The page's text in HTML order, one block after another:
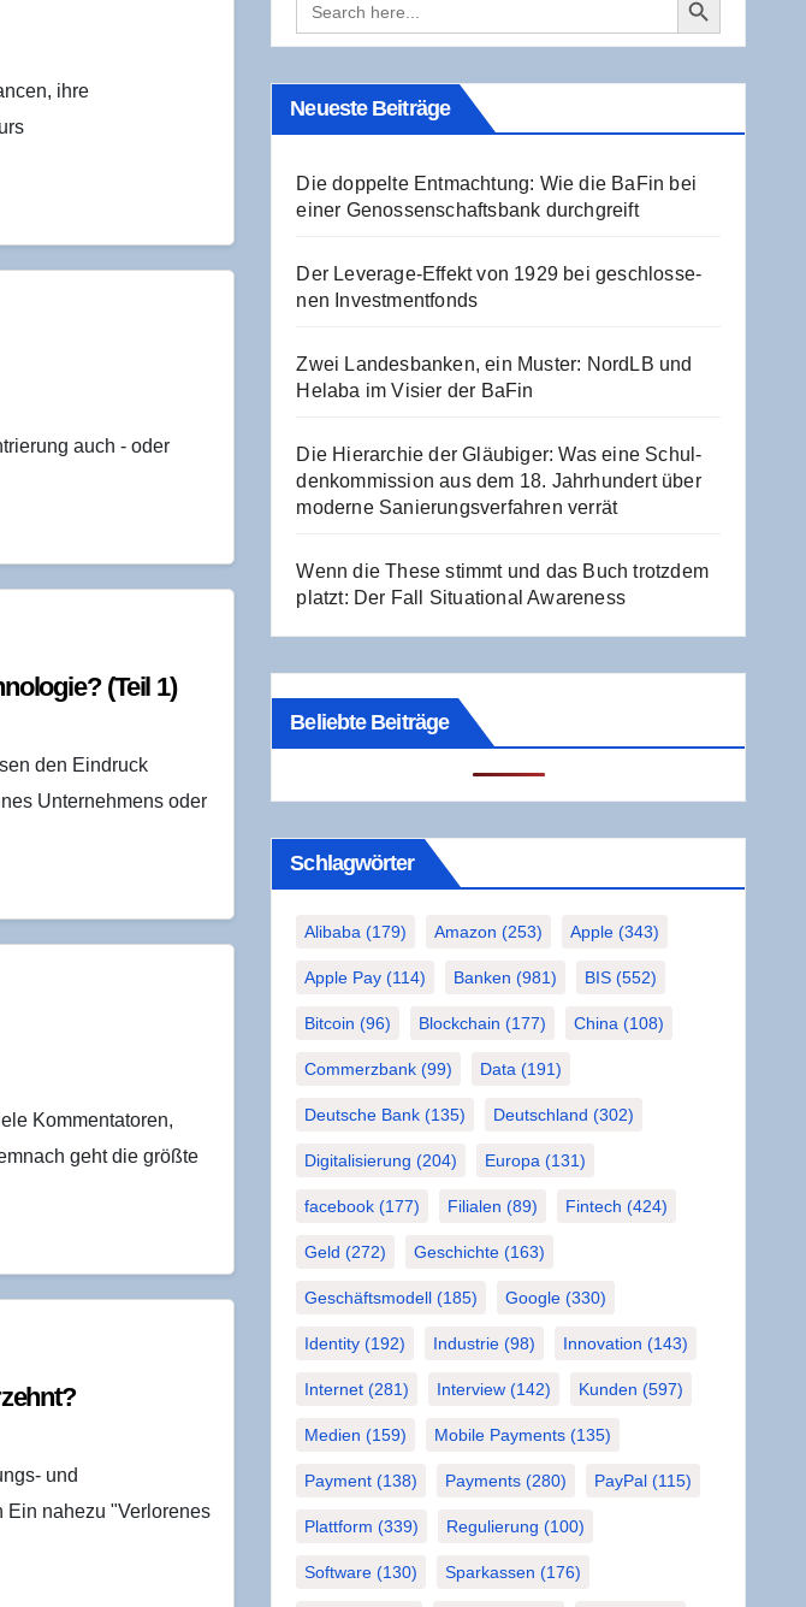
ihre
auch - oder
(Teil 1)
den Eindruck
Unternehmens oder
Kommentatoren,
geht die größte
und
Ein nahezu "Verlorenes
for:
Neu­es­te Beiträge
Die dop­pel­te Ent­mach­tung: Wie die BaFin bei
einer Genos­sen­schafts­bank durchgreift
Der Levera­ge-Effekt von 1929 bei geschlos­se­
nen Investmentfonds
Zwei Lan­des­ban­ken, ein Mus­ter: NordLB und
Hela­ba im Visier der BaFin
Die Hier­ar­chie der Gläu­bi­ger: Was eine Schul­
den­kom­mis­si­on aus dem 18. Jahr­hun­dert über
moder­ne Sanie­rungs­ver­fah­ren verrät
Wenn die The­se stimmt und das Buch trotz­dem
platzt: Der Fall Situa­tio­nal Awareness
Beliebte Beiträge
Schlag­wör­ter
Alibaba (179) Amazon (253) Apple (343)
Apple Pay (114) Banken (981) BIS (552)
Bitcoin (96) Blockchain (177) China (108)
Commerzbank (99) Data (191)
Deutsche Bank (135) Deutschland (302)
Digitalisierung (204) Europa (131)
facebook (177) Filialen (89) Fintech (424)
Geld (272) Geschichte (163)
Geschäftsmodell (185) Google (330)
Identity (192) Industrie (98) Innovation (143)
Internet (281) Interview (142) Kunden (597)
Medien (159) Mobile Payments (135)
Payment (138) Payments (280) PayPal (115)
Plattform (339) Regulierung (100)
Software (130) Sparkassen (176)